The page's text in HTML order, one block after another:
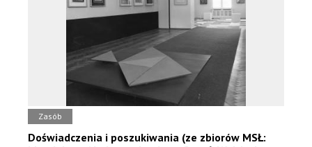
Zasób
Doświadczenia i poszukiwania (ze zbiorów MSŁ: